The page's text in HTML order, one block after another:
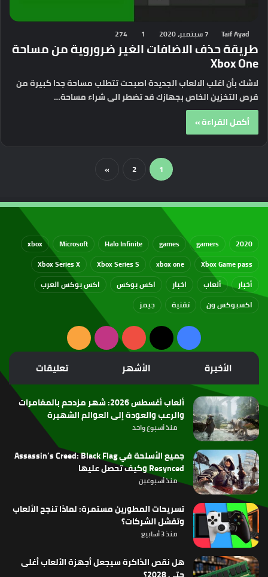
Taif Ayad 7 سبتمبر، 2020 1
274
طريقة حذف الاضافات الغير ضروروية من مساحة
Xbox One
لاشك بأن اغلب الالعاب الجديدة اصبحت تتطلب مساحة جدا كبيرة من
قرص التخزين الخاص بجهازك قد تضطر الى شراء مساحة…
أكمل القراءة »
1
2
»
2020
gamers
games
Halo Infinite
Microsoft
xbox
Xbox Game pass
xbox one
Xbox Series S
Xbox Series X
أخبار
ألعاب اخبار اكس بوكس
اكس بوكس العرب
اكسبوكس ون
تقنية جيمز
فيسبوك
‫X
‫YouTubeانستقرامملخص
الموقع
RSS
الأخيرة الأشهر تعليقات
ألعاب أغسطس 2026: شهر مزدحم بالمغامرات
والرعب والعودة إلى العوالم الشهيرة
منذ أسبوع واحد
جميع الأسلحة في Assassin’s Creed: Black Flag
Resynced وكيف تحصل عليها
منذ أسبوعين
تسريحات المطورين مستمرة: لماذا تنجح الألعاب
وتفشل الشركات؟
منذ 3 أسابيع
هل نقص الذاكرة سيجعل أجهزة الألعاب أغلى